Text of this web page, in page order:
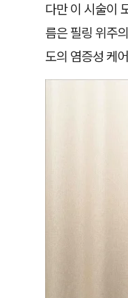
다만 이 시술이
름은 필링 위주
도의 염증성 케